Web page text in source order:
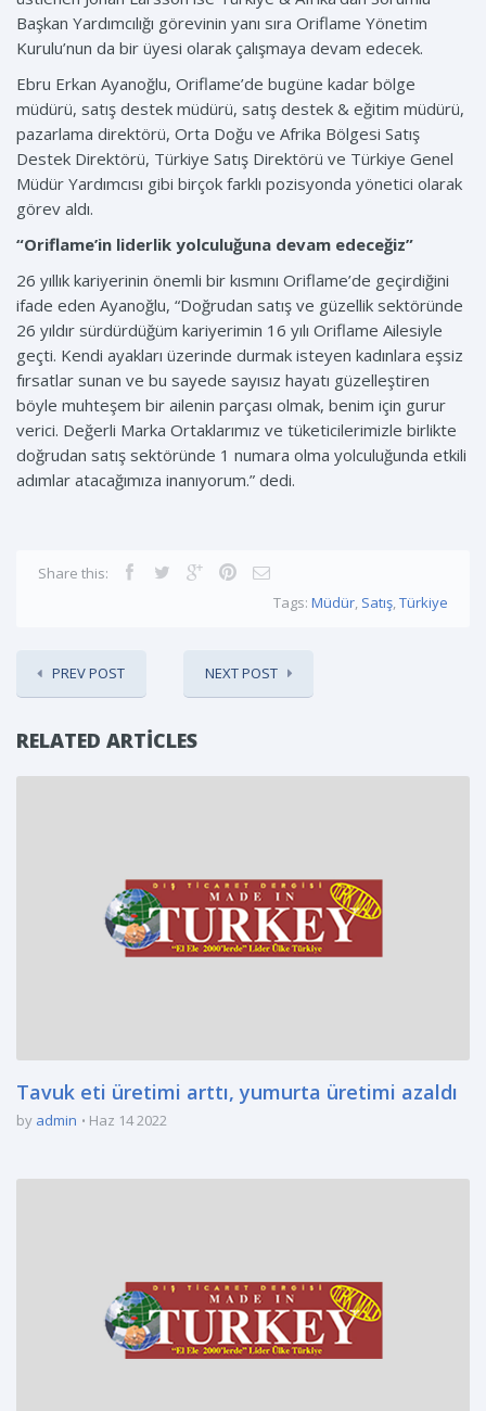
Başkan Yardımcılığı görevinin yanı sıra Oriflame Yönetim
Kurulu’nun da bir üyesi olarak çalışmaya devam edecek.
Ebru Erkan Ayanoğlu, Oriflame’de bugüne kadar bölge
müdürü, satış destek müdürü, satış destek & eğitim müdürü,
pazarlama direktörü, Orta Doğu ve Afrika Bölgesi Satış
Destek Direktörü, Türkiye Satış Direktörü ve Türkiye Genel
Müdür Yardımcısı gibi birçok farklı pozisyonda yönetici olarak
görev aldı.
“Oriflame’in liderlik yolculuğuna devam edeceğiz”
26 yıllık kariyerinin önemli bir kısmını Oriflame’de geçirdiğini
ifade eden Ayanoğlu, “Doğrudan satış ve güzellik sektöründe
26 yıldır sürdürdüğüm kariyerimin 16 yılı Oriflame Ailesiyle
geçti. Kendi ayakları üzerinde durmak isteyen kadınlara eşsiz
fırsatlar sunan ve bu sayede sayısız hayatı güzelleştiren
böyle muhteşem bir ailenin parçası olmak, benim için gurur
verici. Değerli Marka Ortaklarımız ve tüketicilerimizle birlikte
doğrudan satış sektöründe 1 numara olma yolculuğunda etkili
adımlar atacağımıza inanıyorum.” dedi.
Share this:
Tags: Müdür, Satış,Türkiye
PREV POST NEXT POST
RELATED ARTICLES
Tavuk eti üretimi arttı, yumurta üretimi azaldı
by admin Haz 14 2022